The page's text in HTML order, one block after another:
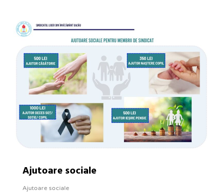
Ajutoare sociale
Ajutoare sociale